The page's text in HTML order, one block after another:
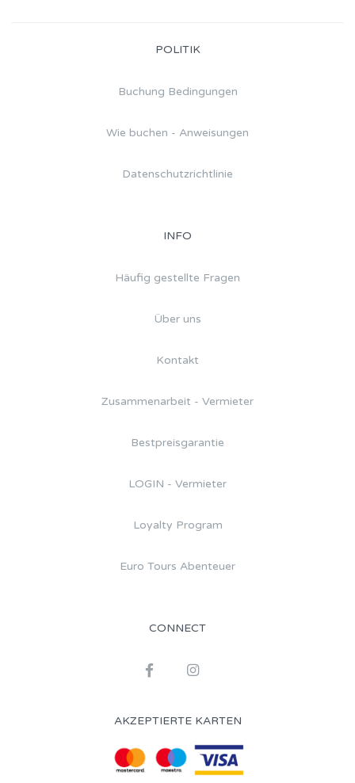
POLITIK
Buchung Bedingungen
Wie buchen - Anweisungen
Datenschutzrichtlinie
INFO
Häufig gestellte Fragen
Über uns
Kontakt
Zusammenarbeit - Vermieter
Bestpreisgarantie
LOGIN - Vermieter
Loyalty Program
Euro Tours Abenteuer
CONNECT
AKZEPTIERTE KARTEN